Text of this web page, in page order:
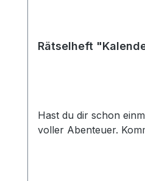
Hast du dir schon
voller Abenteuer.